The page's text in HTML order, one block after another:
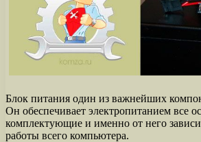
Блок питания один из важнейших
Он обеспечивает электропитанием все
комплектующие и именно от него
работы всего компьютера.